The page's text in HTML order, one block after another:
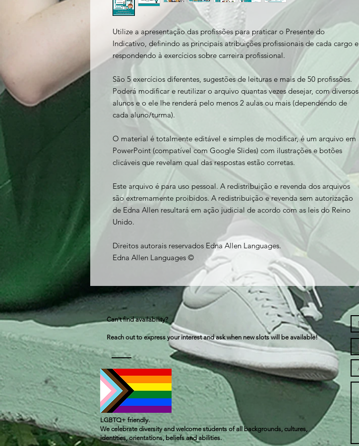
Utilize a apresentação das profissões para praticar o Presente do
Indicativo, definindo as principais atribuições profissionais de cada cargo e
respondendo à exercícios sobre carreira profissional.
São 5 exercícios diferentes, sugestões de leituras e mais de 50 profissões.
Poderá modificar e reutilizar o arquivo quantas vezes desejar, com diversos
alunos e o ele lhe renderá pelo menos 2 aulas ou mais (dependendo de
cada aluno/turma).
O material é totalmente editável e simples de modificar, é um arquivo em
PowerPoint (compatível com Google Slides) com ilustrações e botões
clicáveis que revelam qual das respostas estão corretas.
Este arquivo é para uso pessoal. A redistribuição e revenda dos arquivos
são extremamente proibidos. A redistribuição e revenda sem autorização
de Edna Allen resultará em ação judicial de acordo com as leis do Reino
Unido.
Direitos autorais reservados Edna Allen Languages.
Edna Allen Languages ©
Can't find availability?
Reach out to express your interest and ask when new slots will be available!
LGBTQ+ friendly.
We celebrate diversity and welcome students of all backgrounds, cultures,
identities, orientations, beliefs and abilities.